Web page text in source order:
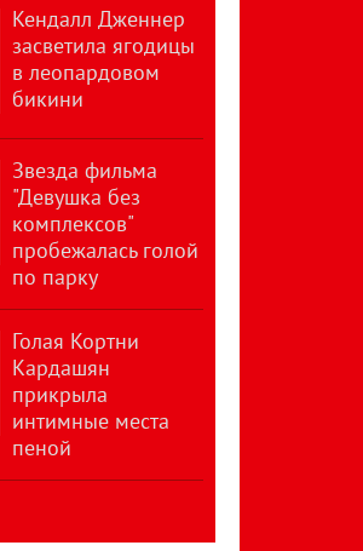
Кендалл Дженнер
засветила ягодицы
в леопардовом
бикини
Звезда фильма
"Девушка без
комплексов"
пробежалась голой
по парку
Голая Кортни
Кардашян
прикрыла
интимные места
пеной